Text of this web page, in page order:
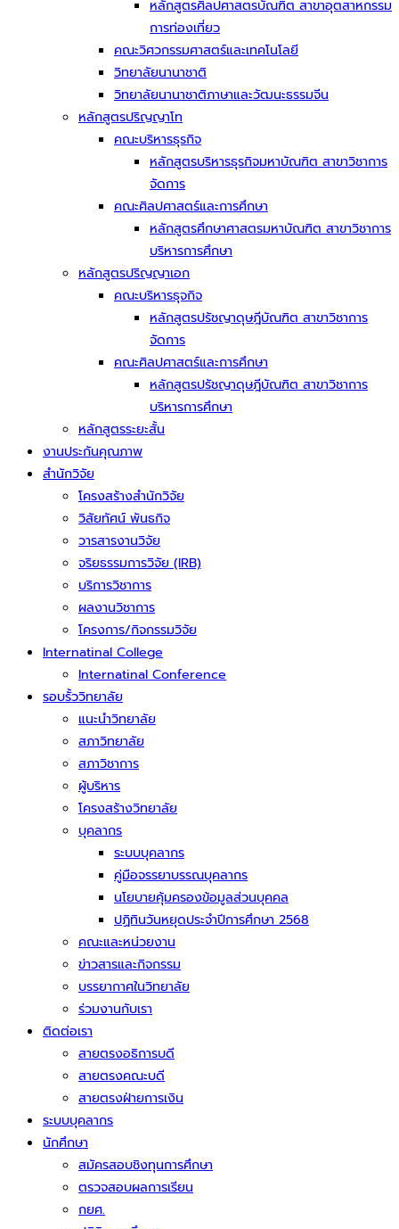
หลักสูตรศิลปศาสตรบัณฑิต สาขาอุตสาหกรรม
การท่องเที่ยว
คณะวิศวกรรมศาสตร์และเทคโนโลยี
วิทยาลัยนานาชาติ
วิทยาลัยนานาชาติภาษาและวัฒนะธรรมจีน
หลักสูตรปริญญาโท
คณะบริหารธุรกิจ
หลักสูตรบริหารธุรกิจมหาบัณฑิต สาขาวิชาการ
จัดการ
คณะศิลปศาสตร์และการศึกษา
หลักสูตรศึกษาศาสตรมหาบัณฑิต สาขาวิชาการ
บริหารการศึกษา
หลักสูตรปริญญาเอก
คณะบริหารธุจกิจ
หลักสูตรปรัชญาดุษฎีบัณฑิต สาขาวิชาการ
จัดการ
คณะศิลปศาสตร์และการศึกษา
หลักสูตรปรัชญาดุษฎีบัณฑิต สาขาวิชาการ
บริหารการศึกษา
หลักสูตรระยะสั้น
งานประกันคุณภาพ
สำนักวิจัย
โครงสร้างสำนักวิจัย
วิสัยทัศน์ พันธกิจ
วารสารงานวิจัย
จริยธรรมการวิจัย (IRB)
บริการวิชาการ
ผลงานวิชาการ
โครงการ/กิจกรรมวิจัย
Internatinal College
Internatinal Conference
รอบรั้ววิทยาลัย
แนะนำวิทยาลัย
สภาวิทยาลัย
สภาวิชาการ
ผู้บริหาร
โครงสร้างวิทยาลัย
บุคลากร
ระบบบุคลากร
คู่มือจรรยาบรรณบุคลากร
นโยบายคุ้มครองข้อมูลส่วนบุคคล
ปฏิทินวันหยุดประจำปีการศึกษา 2568
คณะและหน่วยงาน
ข่าวสารและกิจกรรม
บรรยากาศในวิทยาลัย
ร่วมงานกับเรา
ติดต่อเรา
สายตรงอธิการบดี
สายตรงคณะบดี
สายตรงฝ่ายการเงิน
ระบบบุคลากร
นักศึกษา
สมัครสอบชิงทุนการศึกษา
ตรวจสอบผลการเรียน
กยศ.